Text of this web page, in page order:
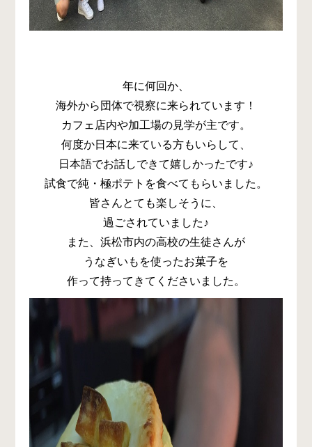
年に何回か、
海外から団体で視察に来られています！
カフェ店内や加工場の見学が主です。
何度か日本に来ている方もいらして、
日本語でお話しできて嬉しかったです♪
試食で純・極ポテトを食べてもらいました。
皆さんとても楽しそうに、
過ごされていました♪
また、浜松市内の高校の生徒さんが
うなぎいもを使ったお菓子を
作って持ってきてくださいました。